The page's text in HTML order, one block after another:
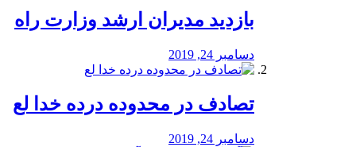
بازدید مدیران ارشد وزارت راه
دسامبر 24, 2019
تصادف در محدوده درده خدا لع
دسامبر 24, 2019